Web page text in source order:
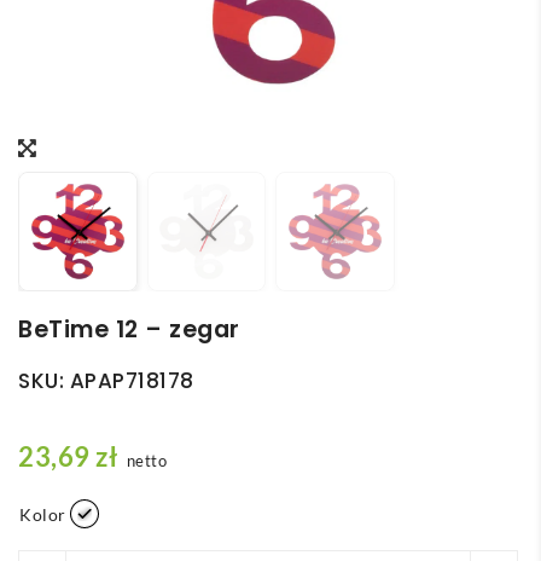
BeTime 12 – zegar
SKU: APAP718178
23,69zł netto
Kolor